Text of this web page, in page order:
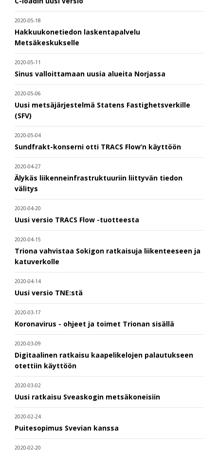
2020-05-18
Hakkuukonetiedon laskentapalvelu
Metsäkeskukselle
2020-05-11
Sinus valloittamaan uusia alueita Norjassa
2020-05-06
Uusi metsäjärjestelmä Statens Fastighetsverkille
(SFV)
2020-05-04
Sundfrakt-konserni otti TRACS Flow’n käyttöön
2020-04-27
Älykäs liikenneinfrastruktuuriin liittyvän tiedon
välitys
2020-04-20
Uusi versio TRACS Flow -tuotteesta
2020-04-15
Triona vahvistaa Sokigon ratkaisuja liikenteeseen ja
katuverkolle
2020-04-14
Uusi versio TNE:stä
2020-03-17
Koronavirus - ohjeet ja toimet Trionan sisällä
2020-03-09
Digitaalinen ratkaisu kaapelikelojen palautukseen
otettiin käyttöön
2020-03-02
Uusi ratkaisu Sveaskogin metsäkoneisiin
2020-02-24
Puitesopimus Svevian kanssa
2020-02-20